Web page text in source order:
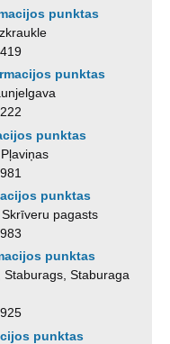
punktas
punktas
punktas
punktas
pagasts
punktas
Staburaga
punktas